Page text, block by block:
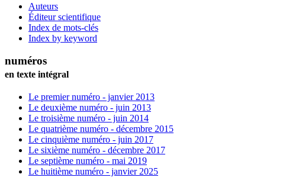
Auteurs
Éditeur scientifique
Index de mots-clés
Index by keyword
numéros
en texte intégral
Le premier numéro - janvier 2013
Le deuxième numéro - juin 2013
Le troisième numéro - juin 2014
Le quatrième numéro - décembre 2015
Le cinquième numéro - juin 2017
Le sixième numéro - décembre 2017
Le septième numéro - mai 2019
Le huitième numéro - janvier 2025